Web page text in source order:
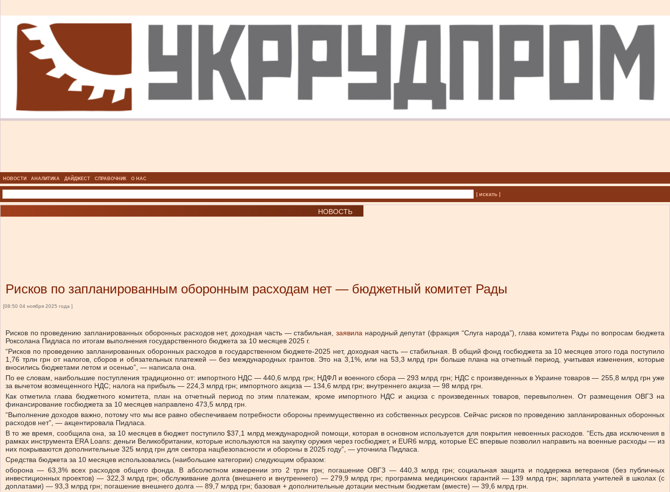
НОВОСТИ АНАЛИТИКА ДАЙДЖЕСТ СПРАВОЧНИК О НАС
| искать |
НОВОСТЬ
Рисков по запланированным оборонным расходам нет — бюджетный комитет Рады
[08:50 04 ноября 2025 года ]
Рисков по проведению запланированных оборонных расходов нет, доходная часть — стабильная, заявила народный депутат (фракция “Слуга народа”), глава комитета Рады по вопросам бюджета
Роксолана Пидласа по итогам выполнения государственного бюджета за 10 месяцев 2025 г.
“Рисков по проведению запланированных оборонных расходов в государственном бюджете-2025 нет, доходная часть — стабильная. В общий фонд госбюджета за 10 месяцев этого года поступило
1,76 трлн грн от налогов, сборов и обязательных платежей — без международных грантов. Это на 3,1%, или на 53,3 млрд грн больше плана на отчетный период, учитывая изменения, которые
вносились бюджетами летом и осенью”, — написала она.
По ее словам, наибольшие поступления традиционно от: импортного НДС — 440,6 млрд грн; НДФЛ и военного сбора — 293 млрд грн; НДС с произведенных в Украине товаров — 255,8 млрд грн уже
за вычетом возмещенного НДС; налога на прибыль — 224,3 млрд грн; импортного акциза — 134,6 млрд грн; внутреннего акциза — 98 млрд грн.
Как отметила глава бюджетного комитета, план на отчетный период по этим платежам, кроме импортного НДС и акциза с произведенных товаров, перевыполнен. От размещения ОВГЗ на
финансирование госбюджета за 10 месяцев направлено 473,5 млрд грн.
“Выполнение доходов важно, потому что мы все равно обеспечиваем потребности обороны преимущественно из собственных ресурсов. Сейчас рисков по проведению запланированных оборонных
расходов нет”, — акцентировала Пидласа.
В то же время, сообщила она, за 10 месяцев в бюджет поступило $37,1 млрд международной помощи, которая в основном используется для покрытия невоенных расходов. “Есть два исключения в
рамках инструмента ERA Loans: деньги Великобритании, которые используются на закупку оружия через госбюджет, и EUR6 млрд, которые ЕС впервые позволил направить на военные расходы — из
них покрываются дополнительные 325 млрд грн для сектора нацбезопасности и обороны в 2025 году”, — уточнила Пидласа.
Средства бюджета за 10 месяцев использовались (наибольшие категории) следующим образом:
оборона — 63,3% всех расходов общего фонда. В абсолютном измерении это 2 трлн грн; погашение ОВГЗ — 440,3 млрд грн; социальная защита и поддержка ветеранов (без публичных
инвестиционных проектов) — 322,3 млрд грн; обслуживание долга (внешнего и внутреннего) — 279,9 млрд грн; программа медицинских гарантий — 139 млрд грн; зарплата учителей в школах (с
доплатами) — 93,3 млрд грн; погашение внешнего долга — 89,7 млрд грн; базовая + дополнительные дотации местным бюджетам (вместе) — 39,6 млрд грн.